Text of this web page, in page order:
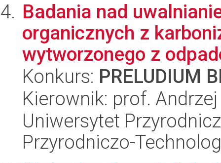
Badania nad
organicznych z
wytworzonego z
Konkurs: PRELUDIUM
Kierownik: prof. Andrzej
Uniwersytet
Przyrodniczo-